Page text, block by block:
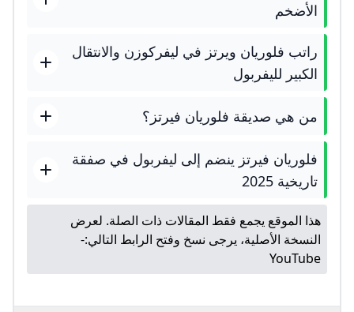
الأضخم
راتب فلوريان ويرتز في ليفركوزن والانتقال
الكبير لليفربول
من هي صديقة فلوريان فيرتز؟
فلوريان فيرتز ينضم إلى ليفربول في صفقة
تاريخية 2025
هذا الموقع يجمع فقط المقالات ذات الصلة. لعرض
النسخة الأصلية، يرجى نسخ وفتح الرابط التالي:-
YouTube